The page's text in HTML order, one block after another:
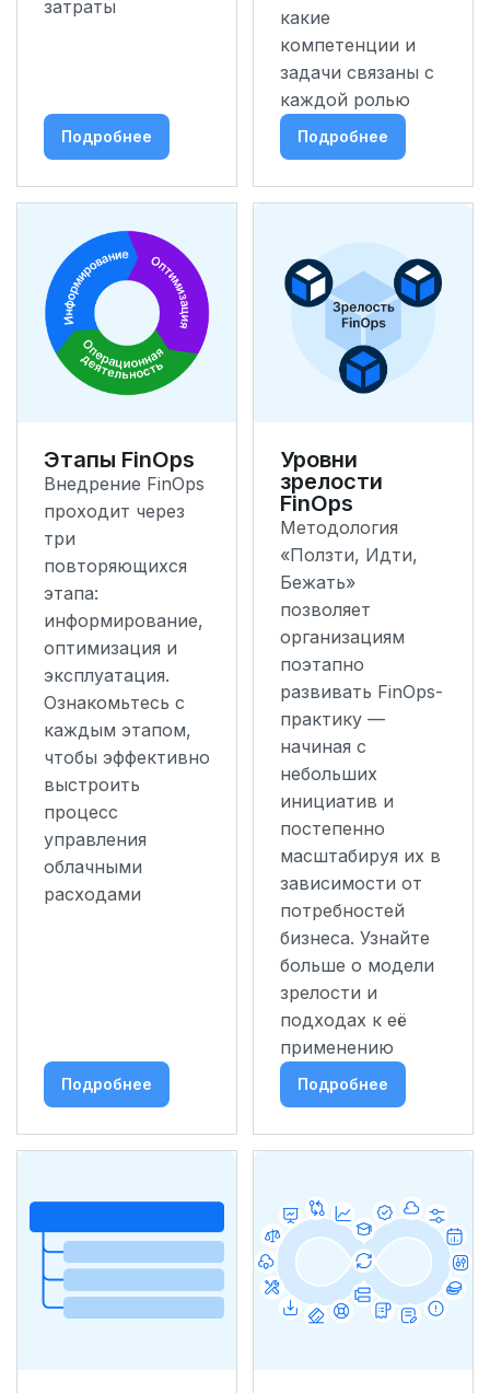
затраты
Подробнее
какие
компетенции и
задачи связаны с
каждой ролью
Подробнее
Этапы FinOps
Внедрение FinOps
проходит через
три
повторяющихся
этапа:
информирование,
оптимизация и
эксплуатация.
Ознакомьтесь с
каждым этапом,
чтобы эффективно
выстроить
процесс
управления
облачными
расходами
Подробнее
Уровни
зрелости
FinOps
Методология
«Ползти, Идти,
Бежать»
позволяет
организациям
поэтапно
развивать FinOps-
практику —
начиная с
небольших
инициатив и
постепенно
масштабируя их в
зависимости от
потребностей
бизнеса. Узнайте
больше о модели
зрелости и
подходах к её
применению
Подробнее